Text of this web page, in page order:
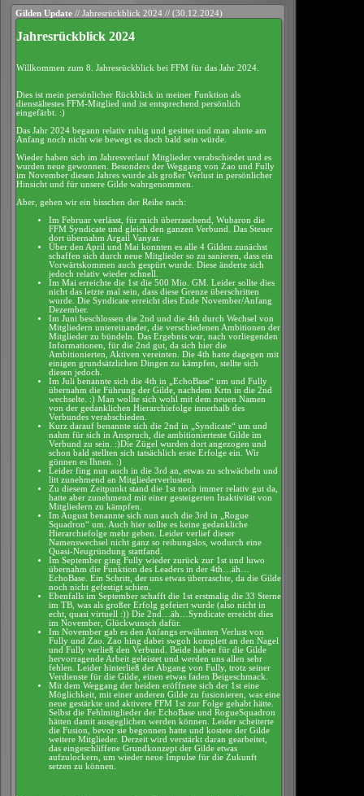
Gilden Update // Jahresrückblick 2024 // (30.12.2024)
Jahresrückblick 2024
Willkommen zum 8. Jahresrückblick bei FFM für das Jahr 2024.
Dies ist mein persönlicher Rückblick in meiner Funktion als
dienstältestes FFM-Mitglied und ist entsprechend persönlich
eingefärbt. :)
Das Jahr 2024 begann relativ ruhig und gesittet und man ahnte am
Anfang noch nicht wie bewegt es doch bald sein würde.
Wieder haben sich im Jahresverlauf Mitglieder verabschiedet und es
wurden neue gewonnen. Besonders der Weggang von Zao und Fully
im November diesen Jahres wurde als großer Verlust in persönlicher
Hinsicht und für unsere Gilde wahrgenommen.
Aber, gehen wir ein bisschen der Reihe nach:
Im Februar verlässt, für mich überraschend, Wubaron die
FFM Syndicate und gleich den ganzen Verbund. Das Steuer
dort übernahm Argail Vanyar.
Über den April und Mai konnten es alle 4 Gilden zunächst
schaffen sich durch neue Mitglieder so zu sanieren, dass ein
Vorwärtskommen auch gespürt wurde. Diese änderte sich
jedoch relativ wieder schnell.
Im Mai erreichte die 1st die 500 Mio. GM. Leider sollte dies
nicht das letzte mal sein, dass diese Grenze überschritten
wurde. Die Syndicate erreicht dies Ende November/Anfang
Dezember.
Im Juni beschlossen die 2nd und die 4th durch Wechsel von
Mitgliedern untereinander, die verschiedenen Ambitionen der
Mitglieder zu bündeln. Das Ergebnis war, nach vorliegenden
Informationen, für die 2nd gut, da sich hier die
Ambitionierten, Aktiven vereinten. Die 4th hatte dagegen mit
einigen grundsätzlichen Dingen zu kämpfen, stellte sich
diesen jedoch.
Im Juli benannte sich die 4th in „EchoBase“ um und Fully
übernahm die Führung der Gilde, nachdem Krtn in die 2nd
wechselte. :) Man wollte sich wohl mit dem neuen Namen
von der gedanklichen Hierarchiefolge innerhalb des
Verbundes verabschieden.
Kurz darauf benannte sich die 2nd in „Syndicate“ um und
nahm für sich in Anspruch, die ambitionierteste Gilde im
Verbund zu sein. :)Die Zügel wurden dort angezogen und
schon bald stellten sich tatsächlich erste Erfolge ein. Wir
gönnen es Ihnen. :)
Leider fing nun auch in die 3rd an, etwas zu schwächeln und
litt zunehmend an Mitgliederverlusten.
Zu diesem Zeitpunkt stand die 1st noch immer relativ gut da,
hatte aber zunehmend mit einer gesteigerten Inaktivität von
Mitgliedern zu kämpfen.
Im August benannte sich nun auch die 3rd in „Rogue
Squadron“ um. Auch hier sollte es keine gedankliche
Hierarchiefolge mehr geben. Leider verlief dieser
Namenswechsel nicht ganz so reibungslos, wodurch eine
Quasi-Neugründung stattfand.
Im September ging Fully wieder zurück zur 1st und luwo
übernahm die Funktion des Leaders in der 4th…äh…
EchoBase. Ein Schritt, der uns etwas überraschte, da die Gilde
noch nicht gefestigt schien.
Ebenfalls im September schafft die 1st erstmalig die 33 Sterne
im TB, was als großer Erfolg gefeiert wurde (also nicht in
echt, quasi virtuell :)) Die 2nd…äh…Syndicate erreicht dies
im November, Glückwunsch dafür.
Im November gab es den Anfangs erwähnten Verlust von
Fully und Zao. Zao hing dabei swgoh komplett an den Nagel
und Fully verließ den Verbund. Beide haben für die Gilde
hervorragende Arbeit geleistet und werden uns allen sehr
fehlen. Leider hinterließ der Abgang von Fully, trotz seiner
Verdienste für die Gilde, einen etwas faden Beigeschmack.
Mit dem Weggang der beiden eröffnete sich der 1st eine
Möglichkeit, mit einer anderen Gilde zu fusionieren, was eine
neue gestärkte und aktivere FFM 1st zur Folge gehabt hätte.
Selbst die Fehlmitglieder der EchoBase und RogueSquadron
hätten damit ausgeglichen werden können. Leider scheiterte
die Fusion, bevor sie begonnen hatte und kostete der Gilde
weitere Mitglieder. Derzeit wird verstärkt daran gearbeitet,
das eingeschliffene Grundkonzept der Gilde etwas
aufzulockern, um wieder neue Impulse für die Zukunft
setzen zu können.